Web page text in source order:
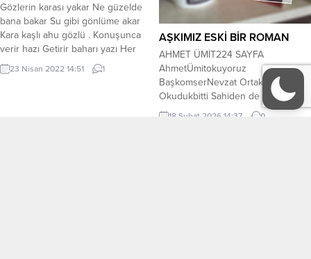
Gözlerin karası yakar Ne güzelde
bana bakar Su gibi gönlüme akar
Kara kaşlı ahu gözlü . Konuşunca
verir hazı Getirir baharı yazı Her
zaman gülüyor yüzü Kara kaşlı ahu
gözlü . Yüzüm sonunda bak güldü
23 Nisan 2022 14:51 1
AŞKIMIZ ESKİ BİR ROMAN
AHMET ÜMİT224 SAYFA
AhmetÜmitokuyoruz
BaşkomserNevzat Ortakokuma
Okudukbitti Sahiden de sevginin
iyileştirici bir gücü vardı. Elbette
18 Şubat 2026 14:37 0